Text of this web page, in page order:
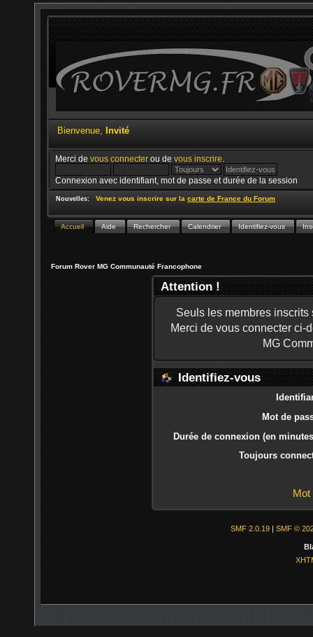
Bienvenue, Invité
Merci devous connecter ou devous inscrire
Connexion avec identifiant, mot de passe et durée de la session
Nouvelles: Venez vous inscrire sur lacarte de France du Forum
Accueil Aide Rechercher Calendrier Identifiez-vous
Forum Rover MG Communauté Francophone
Attention !
Seuls les membres
Merci de vous connecter ci-
MG
Identifiez-vous
Mot de
Durée de connexion (en
Toujours
Mot
SMF 2.0.19| SMF ©